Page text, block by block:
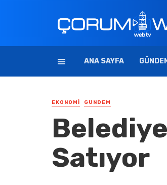
ANA SAYFA
EKONOMI GÜNDEM
Satıyor